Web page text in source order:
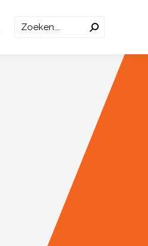
Zoeken: